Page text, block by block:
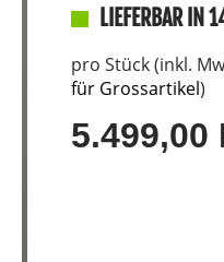
LIEFERBAR IN
pro Stück (inkl.
für Grossartikel)
5.499,00